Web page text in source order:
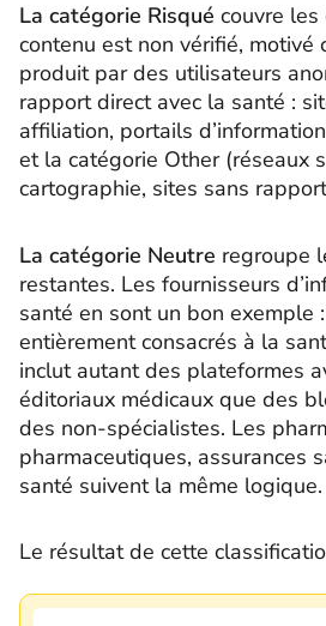
La catégorie Risqué couvre
contenu est non vérifié, motivé
produit par des utilisateurs
rapport direct avec la santé :
affiliation, portails
et la catégorie Other (réseaux
cartographie, sites sans
La catégorie Neutre regroupe
restantes. Les fournisseurs
santé en sont un bon exemple
entièrement consacrés à la
inclut autant des plateformes
éditoriaux médicaux que des
des non-spécialistes. Les
pharmaceutiques, assurances
santé suivent la même logique.
Le résultat de cette